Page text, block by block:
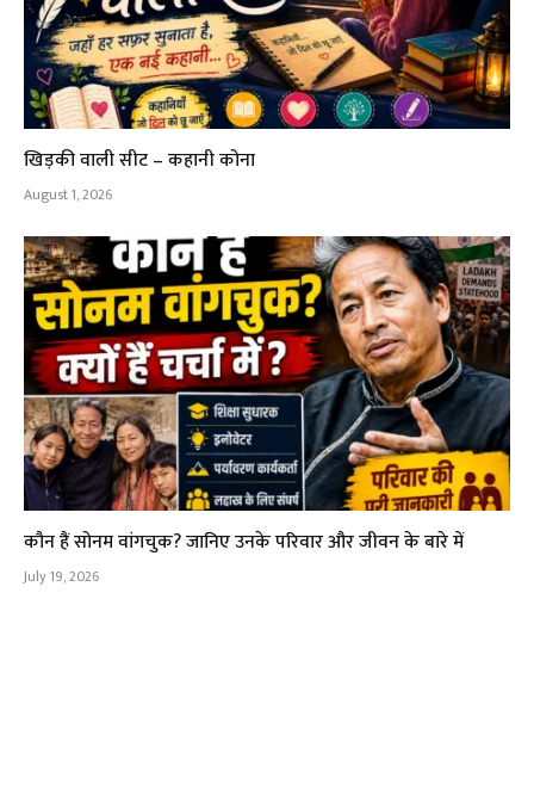
खिड़की वाली सीट – कहानी कोना
August 1, 2026
कौन हैं सोनम वांगचुक? जानिए उनके परिवार और जीवन के बारे में
July 19, 2026